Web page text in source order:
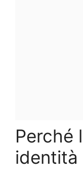
Perché
identità